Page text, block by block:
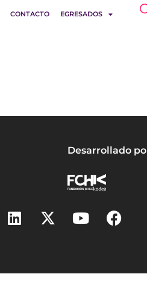
CONTACTO EGRESADOS
Desarrollado